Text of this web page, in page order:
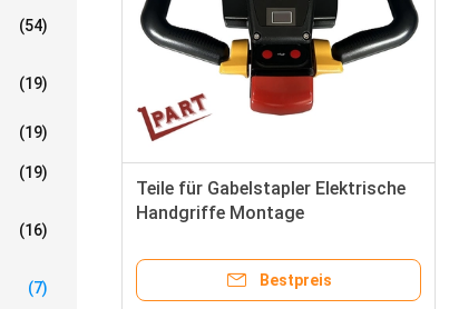
(54)
(19)
(19)
(19)
(16)
(7)
Teile für Gabelstapler Elektrische
Handgriffe Montage
Kopfhandgriffe 1115-340000-10-
Bestpreis